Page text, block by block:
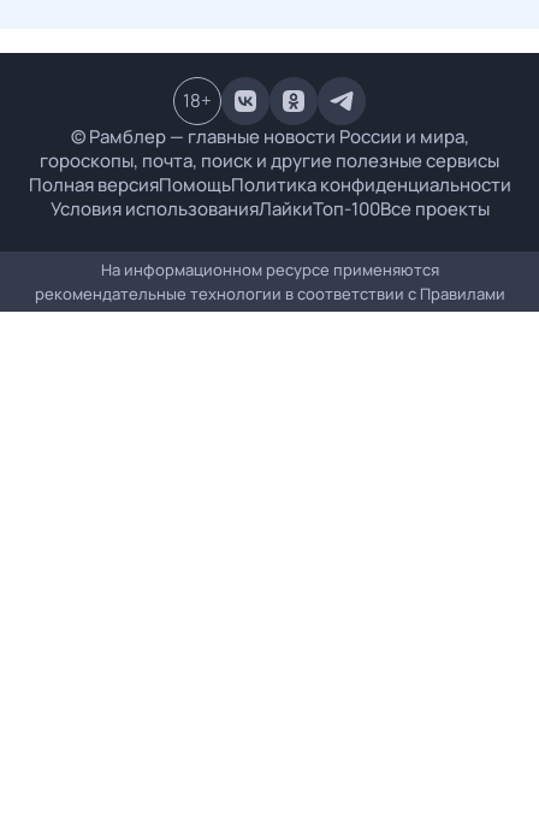
© Рамблер — главные новости России и мира,
гороскопы, почта, поиск и другие полезные сервисы
Полная версияПомощьПолитика конфиденциальности
Условия использованияЛайкиТоп-100Все проекты
18+
На информационном ресурсе применяются
рекомендательные технологии в соответствии с Правилами